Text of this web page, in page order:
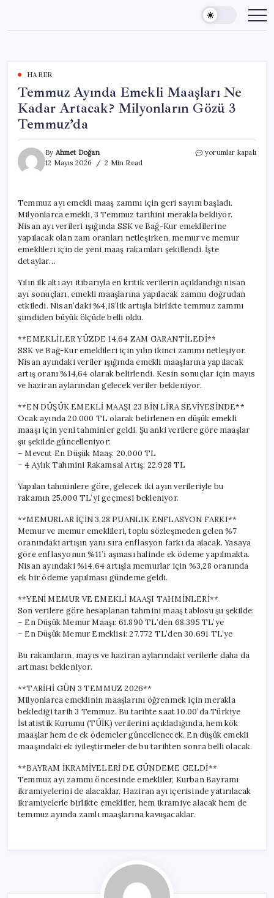
content
HABER
Temmuz Ayında Emekli Maaşları Ne
Kadar Artacak? Milyonların Gözü 3
Temmuz’da
By Ahmet Doğan
12 Mayıs 2026
2 Min Read
Temmuz
Kadar
Artacak?
Milyonların
Gözü
3
Temmuz’da
yorumlar kapalı
Temmuz ayı emekli maaş zammı için geri sayım başladı.
Milyonlarca emekli, 3 Temmuz tarihini merakla bekliyor.
Nisan ayı verileri ışığında SSK ve Bağ-Kur emeklilerine
yapılacak olan zam oranları netleşirken, memur ve memur
emeklileri için de yeni maaş rakamları şekillendi. İşte
detaylar…
Yılın ilk altı ayı itibarıyla en kritik verilerin açıklandığı nisan
ayı sonuçları, emekli maaşlarına yapılacak zammı doğrudan
etkiledi. Nisan’daki %4,18’lik artışla birlikte temmuz zammı
şimdiden büyük ölçüde belli oldu.
**EMEKLİLER YÜZDE 14,64 ZAM GARANTİLEDİ**
SSK ve Bağ-Kur emeklileri için yılın ikinci zammı netleşiyor.
Nisan ayındaki veriler ışığında emekli maaşlarına yapılacak
artış oranı %14,64 olarak belirlendi. Kesin sonuçlar için mayıs
ve haziran aylarından gelecek veriler bekleniyor.
**EN DÜŞÜK EMEKLİ MAAŞI 23 BİN LİRA SEVİYESİNDE**
Ocak ayında 20.000 TL olarak belirlenen en düşük emekli
maaşı için yeni tahminler geldi. Şu anki verilere göre maaşlar
şu şekilde güncelleniyor:
– Mevcut En Düşük Maaş: 20.000 TL
– 4 Aylık Tahmini Rakamsal Artış: 22.928 TL
Yapılan tahminlere göre, gelecek iki ayın verileriyle bu
rakamın 25.000 TL’yi geçmesi bekleniyor.
**MEMURLAR İÇİN 3,28 PUANLIK ENFLASYON FARKI**
Memur ve memur emeklileri, toplu sözleşmeden gelen %7
oranındaki artışın yanı sıra enflasyon farkı da alacak. Yasaya
göre enflasyonun %11’i aşması halinde ek ödeme yapılmakta.
Nisan ayındaki %14,64 artışla memurlar için %3,28 oranında
ek bir ödeme yapılması gündeme geldi.
**YENİ MEMUR VE EMEKLİ MAAŞI TAHMİNLERİ**
Son verilere göre hesaplanan tahmini maaş tablosu şu şekilde:
– En Düşük Memur Maaşı: 61.890 TL’den 68.395 TL’ye
– En Düşük Memur Emeklisi: 27.772 TL’den 30.691 TL’ye
Bu rakamların, mayıs ve haziran aylarındaki verilerle daha da
artması bekleniyor.
**TARİHİ GÜN 3 TEMMUZ 2026**
Milyonlarca emeklinin maaşlarını öğrenmek için merakla
beklediği tarih 3 Temmuz. Bu tarihte saat 10.00’da Türkiye
İstatistik Kurumu (TÜİK) verilerini açıkladığında, hem kök
maaşlar hem de ek ödemeler güncellenecek. En düşük emekli
maaşındaki ek iyileştirmeler de bu tarihten sonra belli olacak.
**BAYRAM İKRAMİYELERİ DE GÜNDEME GELDİ**
Temmuz ayı zammı öncesinde emekliler, Kurban Bayramı
ikramiyelerini de alacaklar. Haziran ayı içerisinde yatırılacak
ikramiyelerle birlikte emekliler, hem ikramiye alacak hem de
temmuz ayında zamlı maaşlarına kavuşacaklar.